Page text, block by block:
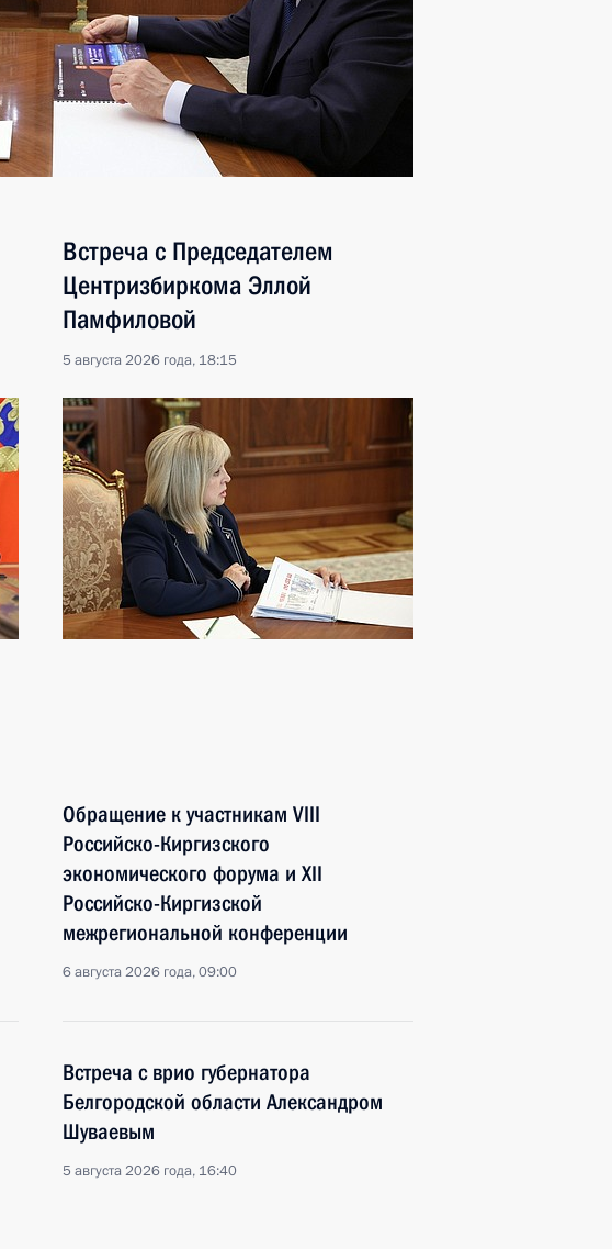
Встреча с Председателем
Центризбиркома Эллой
Памфиловой
5 августа 2026 года, 18:15
Обращение к участникам VIII
Российско-Киргизского
экономического форума и XII
Российско-Киргизской
межрегиональной конференции
6 августа 2026 года, 09:00
Встреча с врио губернатора
Белгородской области Александром
Шуваевым
5 августа 2026 года, 16:40